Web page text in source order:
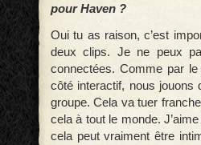
pour Haven ?
Oui tu as raison, c’est
deux clips. Je ne peux
connectées. Comme par
côté interactif, nous jouons
groupe. Cela va tuer
cela à tout le monde.
cela peut vraiment être